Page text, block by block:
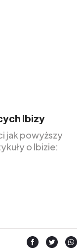
Ibizy
jak powyższy
o Ibizie: